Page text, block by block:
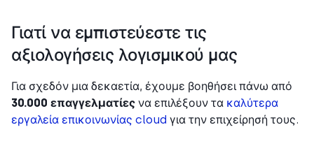
Γιατί να εμπιστεύεστε τις
αξιολογήσεις λογισμικού μας
Για σχεδόν μια δεκαετία, έχουμε βοηθήσει πάνω από
30.000 επαγγελματίες να επιλέξουν τα καλύτερα
εργαλεία επικοινωνίας cloud για την επιχείρησή τους.